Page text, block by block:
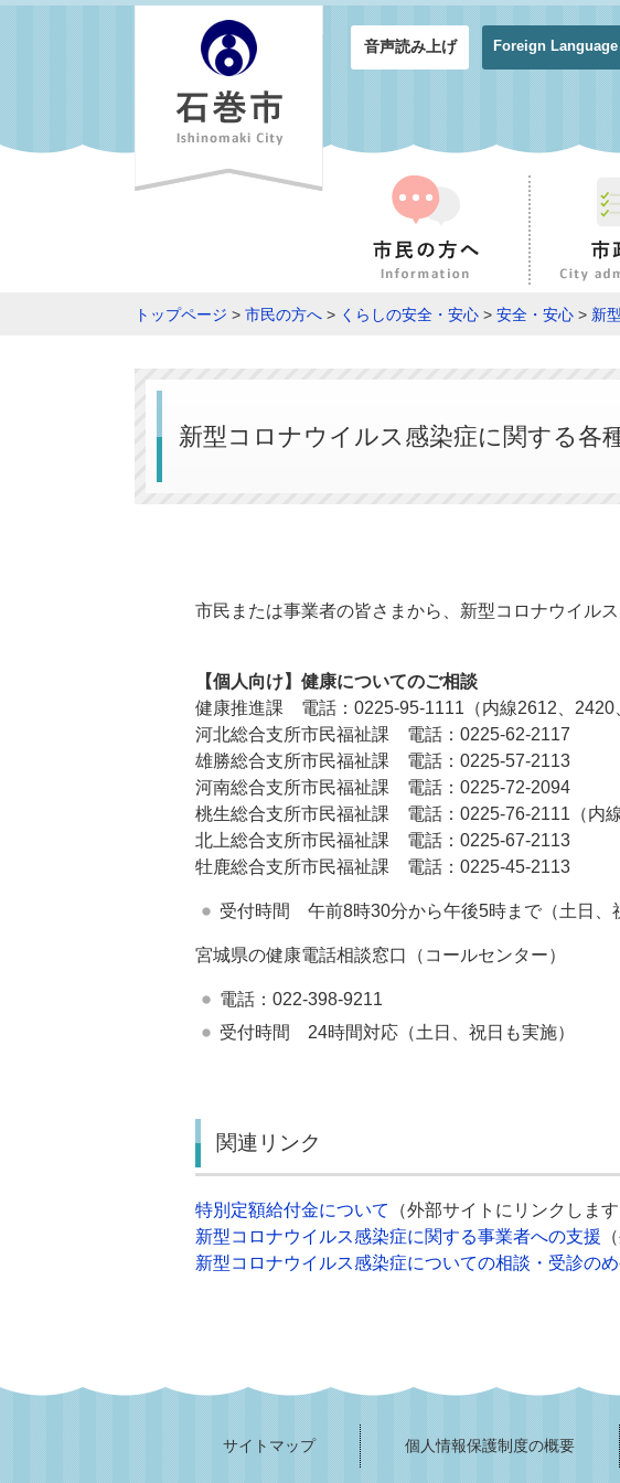
音声読み上げ Foreign Language
トップページ > 市民の方へ > くらしの安全・安心 > 安全・安心 > 新
新型コロナウイルス感染症に関する各
市民または事業者の皆さまから、新型コロナウイル
【個人向け】健康についてのご相談
健康推進課 電話：0225-95-1111（内線2612、2420
河北総合支所市民福祉課 電話：0225-62-2117
雄勝総合支所市民福祉課 電話：0225-57-2113
河南総合支所市民福祉課 電話：0225-72-2094
桃生総合支所市民福祉課 電話：0225-76-2111（内線
北上総合支所市民福祉課 電話：0225-67-2113
牡鹿総合支所市民福祉課 電話：0225-45-2113
受付時間 午前8時30分から午後5時まで（土日、
宮城県の健康電話相談窓口（コールセンター）
電話：022-398-9211
受付時間 24時間対応（土日、祝日も実施）
関連リンク
特別定額給付金について
（外部サイトにリンクします
新型コロナウイルス感染症に関する事業者への支援
新型コロナウイルス感染症についての相談・受診の
サイトマップ 個人情報保護制度の概要